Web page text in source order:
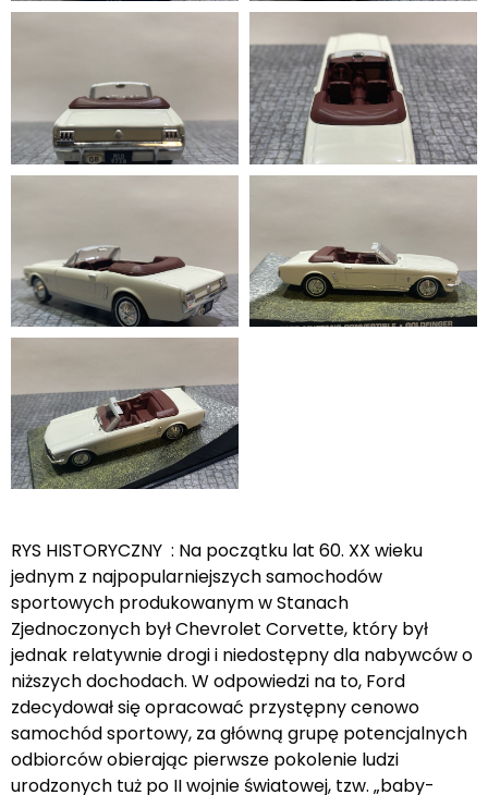
RYS HISTORYCZNY : Na początku lat 60. XX wieku
jednym z najpopularniejszych samochodów
sportowych produkowanym w Stanach
Zjednoczonych był Chevrolet Corvette, który był
jednak relatywnie drogi i niedostępny dla nabywców o
niższych dochodach. W odpowiedzi na to, Ford
zdecydował się opracować przystępny cenowo
samochód sportowy, za główną grupę potencjalnych
odbiorców obierając pierwsze pokolenie ludzi
urodzonych tuż po II wojnie światowej, tzw. „baby-